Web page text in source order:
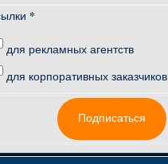
*
для рекламных агентств
для корпоративных заказчиков
Подписаться